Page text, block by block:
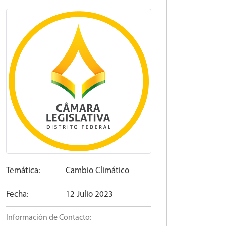
Temática: Cambio Climático
Fecha: 12 Julio 2023
Información de Contacto: